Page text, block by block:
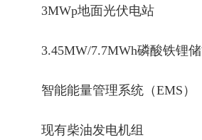
3MWp地面光伏电站
3.45MW/7.7MWh磷酸铁锂
智能能量管理系统（EMS）
现有柴油发电机组